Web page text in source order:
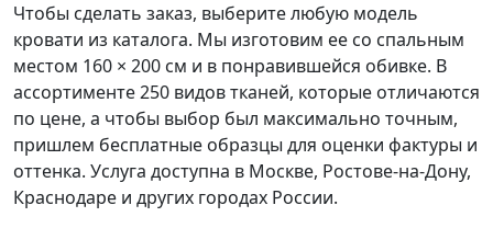
Чтобы сделать заказ, выберите любую модель
кровати из каталога. Мы изготовим ее со спальным
местом 160 × 200 см и в понравившейся обивке. В
ассортименте 250 видов тканей, которые отличаются
по цене, а чтобы выбор был максимально точным,
пришлем бесплатные образцы для оценки фактуры и
оттенка. Услуга доступна в Москве, Ростове-на-Дону,
Краснодаре и других городах России.